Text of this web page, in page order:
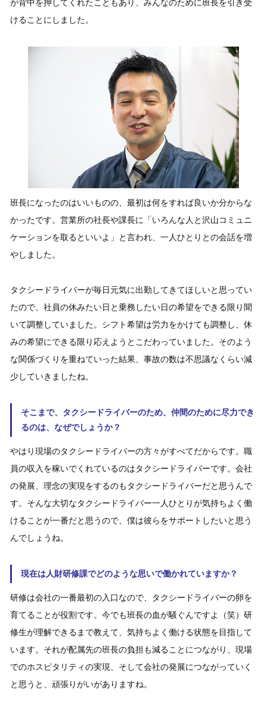
が背中を押してくれたこともあり、みんなのために班長を引き受
けることにしました。
班長になったのはいいものの、最初は何をすれば良いか分からな
かったです。営業所の社長や課長に「いろんな人と沢山コミュニ
ケーションを取るといいよ」と言われ、一人ひとりとの会話を増
やしました。
タクシードライバーが毎日元気に出勤してきてほしいと思ってい
たので、社員の休みたい日と乗務したい日の希望をできる限り聞
いて調整していました。シフト希望は労力をかけても調整し、休
みの希望にできる限り応えようとこだわっていました。そのよう
な関係づくりを重ねていった結果、事故の数は不思議なくらい減
少していきましたね。
そこまで、タクシードライバーのため、仲間のために尽力でき
るのは、なぜでしょうか？
やはり現場のタクシードライバーの方々がすべてだからです。職
員の収入を稼いでくれているのはタクシードライバーです。会社
の発展、理念の実現をするのもタクシードライバーだと思うんで
す。そんな大切なタクシードライバー一人ひとりが気持ちよく働
けることが一番だと思うので、僕は彼らをサポートしたいと思う
んでしょうね。
現在は人財研修課でどのような思いで働かれていますか？
研修は会社の一番最初の入口なので、タクシードライバーの卵を
育てることが役割です。今でも班長の血が騒ぐんですよ（笑）研
修生が理解できるまで教えて、気持ちよく働ける状態を目指して
います。それが配属先の班長の負担も減ることにつながり、現場
でのホスピタリティの実現、そして会社の発展につながっていく
と思うと、頑張りがいがありますね。